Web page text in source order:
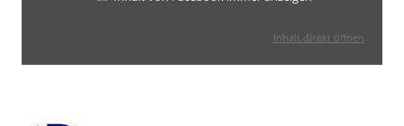
Inhalt direkt öffnen